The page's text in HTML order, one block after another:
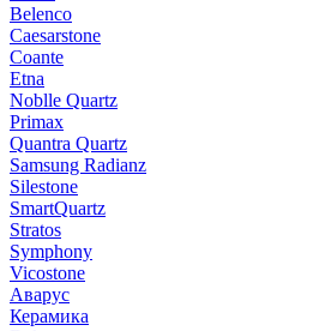
Belenco
Caesarstone
Coante
Etna
Noblle Quartz
Primax
Quantra Quartz
Samsung Radianz
Silestone
SmartQuartz
Stratos
Symphony
Vicostone
Аварус
Керамика